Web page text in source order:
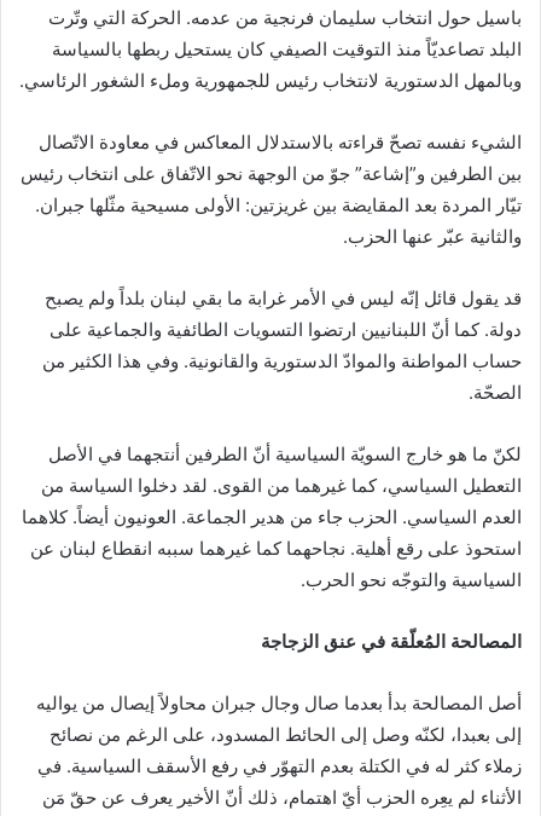
باسيل حول انتخاب سليمان فرنجية من عدمه. الحركة التي وتّرت
البلد تصاعديّاً منذ التوقيت الصيفي كان يستحيل ربطها بالسياسة
وبالمهل الدستورية لانتخاب رئيس للجمهورية وملء الشغور الرئاسي.
الشيء نفسه تصحّ قراءته بالاستدلال المعاكس في معاودة الاتّصال
بين الطرفين و”إشاعة” جوّ من الوجهة نحو الاتّفاق على انتخاب رئيس
تيّار المردة بعد المقايضة بين غريزتين: الأولى مسيحية مثّلها جبران.
والثانية عبّر عنها الحزب.
قد يقول قائل إنّه ليس في الأمر غرابة ما بقي لبنان بلداً ولم يصبح
دولة. كما أنّ اللبنانيين ارتضوا التسويات الطائفية والجماعية على
حساب المواطنة والموادّ الدستورية والقانونية. وفي هذا الكثير من
الصحّة.
لكنّ ما هو خارج السويّة السياسية أنّ الطرفين أنتجهما في الأصل
التعطيل السياسي، كما غيرهما من القوى. لقد دخلوا السياسة من
العدم السياسي. الحزب جاء من هدير الجماعة. العونيون أيضاً. كلاهما
استحوذ على رقع أهلية. نجاحهما كما غيرهما سببه انقطاع لبنان عن
السياسية والتوجّه نحو الحرب.
المصالحة المُعلّقة في عنق الزجاجة
أصل المصالحة بدأ بعدما صال وجال جبران محاولاً إيصال من يواليه
إلى بعبدا، لكنّه وصل إلى الحائط المسدود، على الرغم من نصائح
زملاء كثر له في الكتلة بعدم التهوّر في رفع الأسقف السياسية. في
الأثناء لم يعِره الحزب أيّ اهتمام، ذلك أنّ الأخير يعرف عن حقّ مَن